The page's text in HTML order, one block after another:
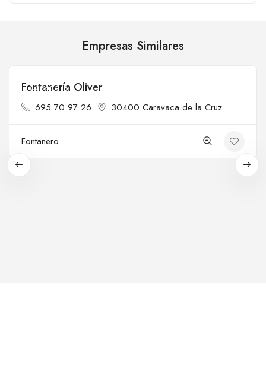
Empresas Similares
Cerrado
Fontanería Oliver
695 70 97 26 30400 Caravaca de la Cruz
Fontanero